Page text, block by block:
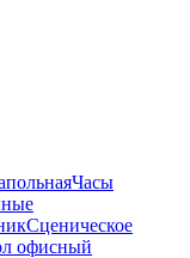
Часы
Сценическое
офисный